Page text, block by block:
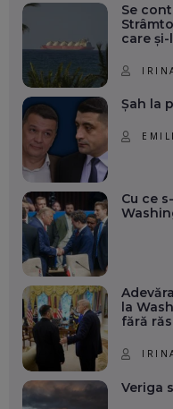
Se
care
Șah la
Cu ce
la
fără
Veriga